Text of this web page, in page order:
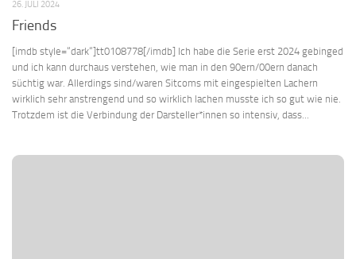
26. JULI 2024
Friends
[imdb style=“dark“]tt0108778[/imdb] Ich habe die Serie erst 2024 gebinged
und ich kann durchaus verstehen, wie man in den 90ern/00ern danach
süchtig war. Allerdings sind/waren Sitcoms mit eingespielten Lachern
wirklich sehr anstrengend und so wirklich lachen musste ich so gut wie nie.
Trotzdem ist die Verbindung der Darsteller*innen so intensiv, dass...